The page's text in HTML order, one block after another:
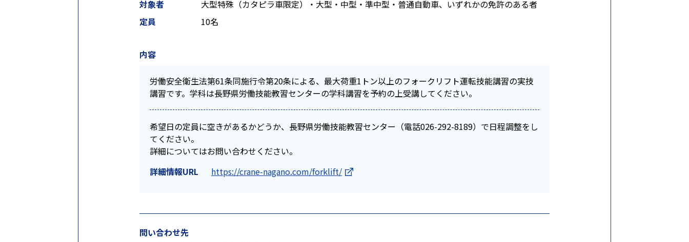
対象者
大型特殊（カタピラ車限定）・大型・中型・準中型・普通自動車、いずれかの免許のある者
定員
10名
内容
労働安全衛生法第61条同施行令第20条による、最大荷重1トン以上のフォークリフト運転技能講習の実技
講習です。学科は長野県労働技能教習センターの学科講習を予約の上受講してください。
希望日の定員に空きがあるかどうか、長野県労働技能教習センター（電話026-292-8189）で日程調整をし
てください。
詳細についてはお問い合わせください。
詳細情報URL
https://crane-nagano.com/forklift/
問い合わせ先